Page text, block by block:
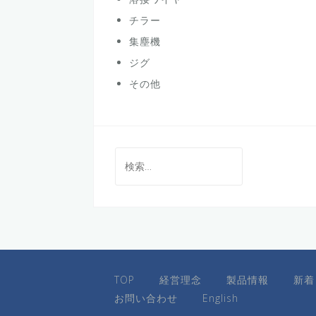
チラー
集塵機
ジグ
その他
索:
TOP 経営理念 製品情報 新
お問い合わせ
English